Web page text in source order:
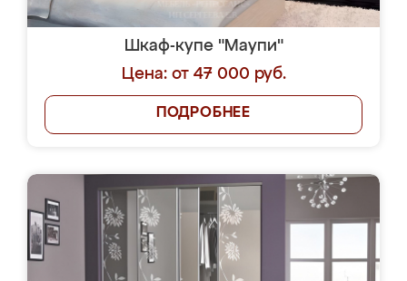
Шкаф-купе "Маупи"
Цена: от 47 000 руб.
ПОДРОБНЕЕ